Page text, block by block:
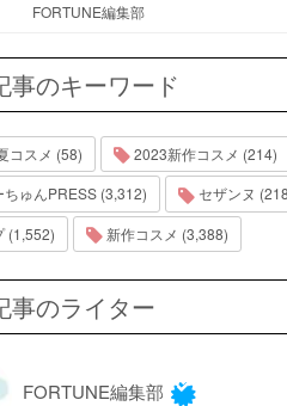
FORTUNE編集部
事のキーワード
コスメ (58) 2023新作コスメ (214)
ちゅんPRESS (3,312)
セザンヌ
(1,552)
新作コスメ (3,388)
事のライター
FORTUNE編集部